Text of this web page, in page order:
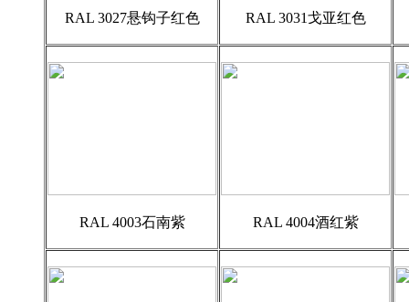
RAL 3027悬钩子红色 RAL 3031戈亚红色
RAL 4003石南紫 RAL 4004酒红紫